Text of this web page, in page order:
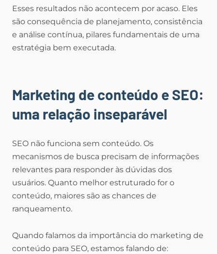
Esses resultados não acontecem por acaso. Eles
são consequência de planejamento, consistência
e análise contínua, pilares fundamentais de uma
estratégia bem executada.
Marketing de conteúdo e SEO:
uma relação inseparável
SEO não funciona sem conteúdo. Os
mecanismos de busca precisam de informações
relevantes para responder às dúvidas dos
usuários. Quanto melhor estruturado for o
conteúdo, maiores são as chances de
ranqueamento.
Quando falamos da importância do marketing de
conteúdo para SEO, estamos falando de: